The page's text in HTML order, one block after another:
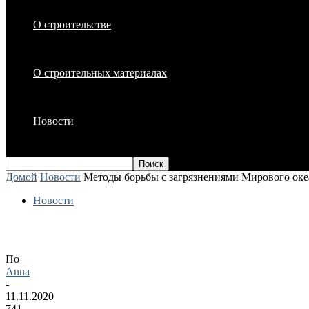
О строительстве
О строительных материалах
Новости
Домой Новости Методы борьбы с загрязнениями Мирового
Новости
По
Anna
-
11.11.2020